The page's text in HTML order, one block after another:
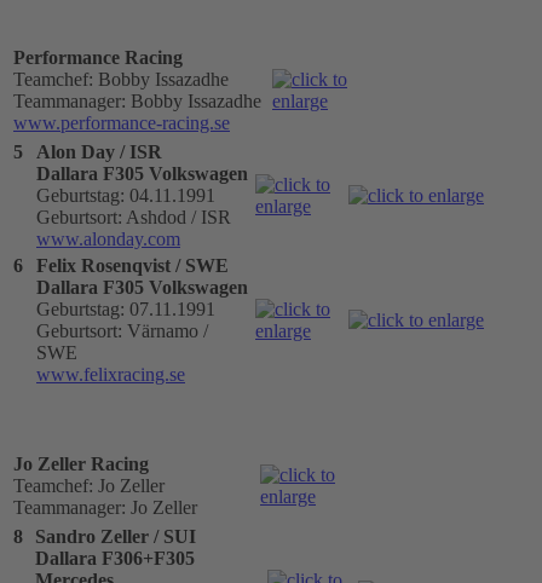
Performance Racing
Teamchef: Bobby Issazadhe
Teammanager: Bobby Issazadhe
www.performance-racing.se
5
Alon Day / ISR
Dallara F305 Volkswagen
Geburtstag: 04.11.1991
Geburtsort: Ashdod / ISR
www.alonday.com
6
Felix Rosenqvist / SWE
Dallara F305 Volkswagen
Geburtstag: 07.11.1991
Geburtsort: Värnamo /
SWE
www.felixracing.se
Jo Zeller Racing
Teamchef: Jo Zeller
Teammanager: Jo Zeller
8
Sandro Zeller / SUI
Dallara F306+F305